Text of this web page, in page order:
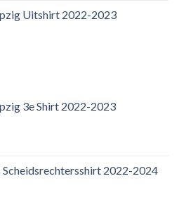
Uitshirt 2022-2023
3e Shirt 2022-2023
2022-2024